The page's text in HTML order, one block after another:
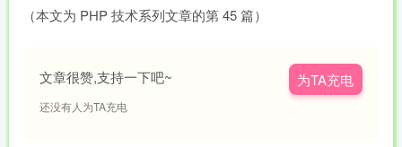
（本文为 PHP 技术系列文章的第 45 篇）
文章很赞,支持一下吧~
还没有人为TA充电
为TA充电